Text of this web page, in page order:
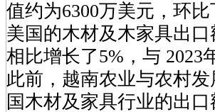
值约为6300万美元，环
美国的木材及木家具出口
相比增长了5%，与 2023
此前，越南农业与农村
国木材及家具行业的出